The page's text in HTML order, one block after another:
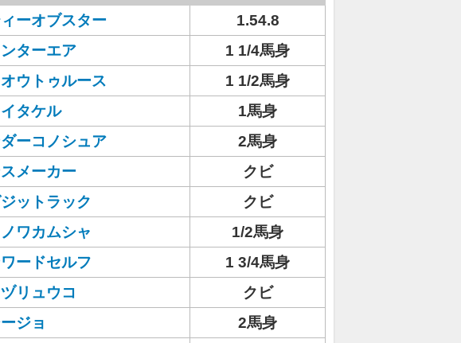
ーオブスター
1.54.8
ターエア
1 1/4馬身
ウトゥルース
1 1/2馬身
タケル
1馬身
ーコノシュア
2馬身
メーカー
クビ
ットラック
クビ
ワカムシャ
1/2馬身
ードセルフ
1 3/4馬身
リュウコ
クビ
ジョ
2馬身